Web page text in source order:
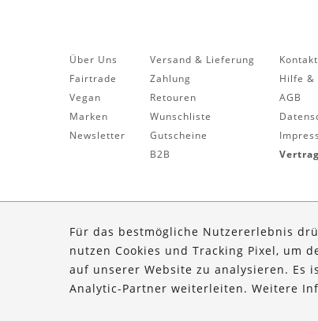
Über Uns
Fairtrade
Vegan
Marken
Newsletter
Versand & Lieferung
Zahlung
Retouren
Wunschliste
Gutscheine
B2B
Kontakt
Hilfe &
AGB
Für das bestmögliche Nutzererlebnis
nutzen Cookies und Tracking Pixel, um
auf unserer Website zu analysieren. Es
Analytic-Partner weiterleiten. Weitere